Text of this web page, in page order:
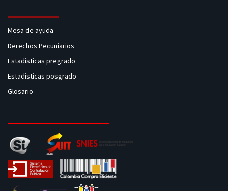
Mesa de ayuda
Derechos Pecuniarios
Estadísticas pregrado
Estadísticas posgrado
Glosario